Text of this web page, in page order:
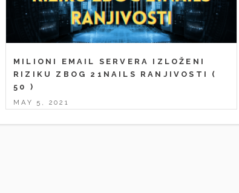
MILIONI EMAIL SERVERA IZLOŽENI
RIZIKU ZBOG 21NAILS RANJIVOSTI
(
50 )
MAY 5, 2021